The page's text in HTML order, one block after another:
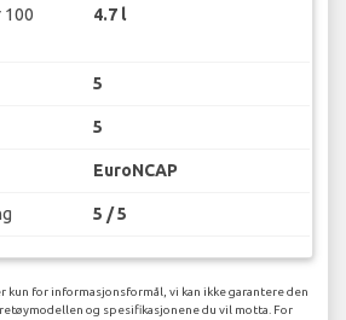
100
4.7 l
5
5
EuroNCAP
5 / 5
kun for informasjonsformål, vi kan ikke garantere den
og spesifikasjonene du vil motta. For